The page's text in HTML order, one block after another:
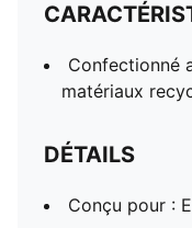
Confectionné
matériaux
DÉTAILS
Conçu pour :